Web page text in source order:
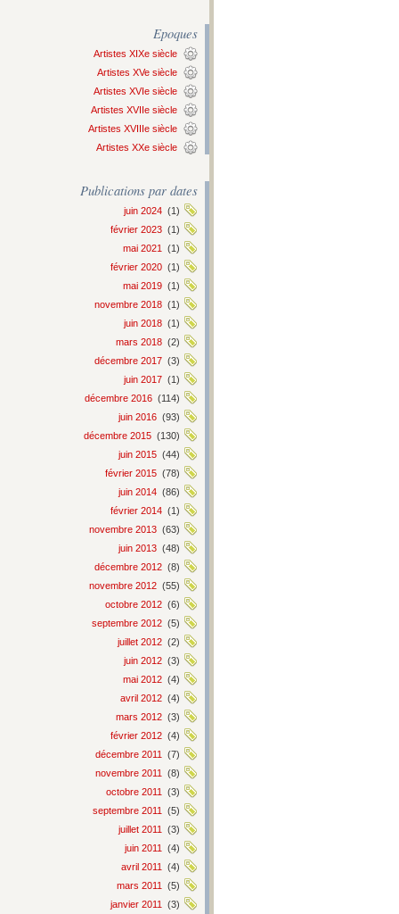
Epoques
Artistes XIXe siècle
Artistes XVe siècle
Artistes XVIe siècle
Artistes XVIIe siècle
Artistes XVIIIe siècle
Artistes XXe siècle
Publications par dates
juin 2024 (1)
février 2023 (1)
mai 2021
(1)
février 2020 (1)
mai 2019 (1)
novembre 2018 (1)
juin 2018 (1)
mars 2018 (2)
décembre 2017 (3)
juin 2017 (1)
décembre 2016 (114)
juin 2016 (93)
décembre 2015 (130)
juin 2015 (44)
février 2015 (78)
juin 2014 (86)
février 2014 (1)
novembre 2013 (63)
juin 2013 (48)
décembre 2012 (8)
novembre 2012 (55)
octobre 2012 (6)
septembre 2012 (5)
juillet 2012 (2)
juin 2012 (3)
mai 2012 (4)
avril 2012 (4)
mars 2012 (3)
février 2012 (4)
décembre 2011
(7)
novembre 2011
(8)
octobre 2011
(3)
septembre 2011
(5)
juillet 2011
(3)
juin 2011
(4)
avril 2011
(4)
mars 2011
(5)
janvier 2011
(3)